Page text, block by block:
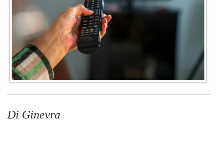
Di Ginevra